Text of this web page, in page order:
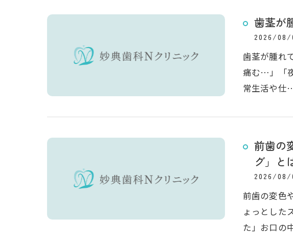
歯茎が
2026/08/
歯茎が腫れ
痛む…」「
常生活や仕
前歯の
グ」と
2026/08/
前歯の変色
ょっとした
た」お口の